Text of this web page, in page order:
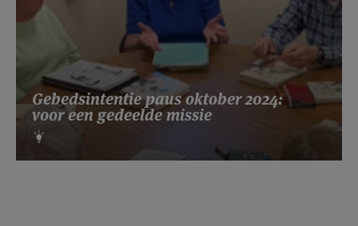
Gebedsintentie paus oktober 2024:
voor een gedeelde missie